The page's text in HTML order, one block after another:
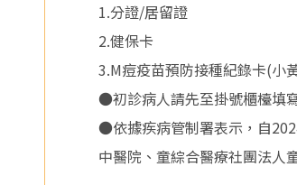
1.分證/居留證
2.健保卡
3.M痘疫苗預防接種紀錄卡(小
●初診病人請先至掛號櫃檯填
●依據疾病管制署表示，自
中醫院、童綜合醫療社團法人